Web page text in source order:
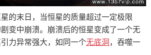
的末日，当恒星的质量超过一定极限
变中崩溃。崩溃后的恒星变成了一个无
力异常强大，如同一个无底洞 ，吞噬一